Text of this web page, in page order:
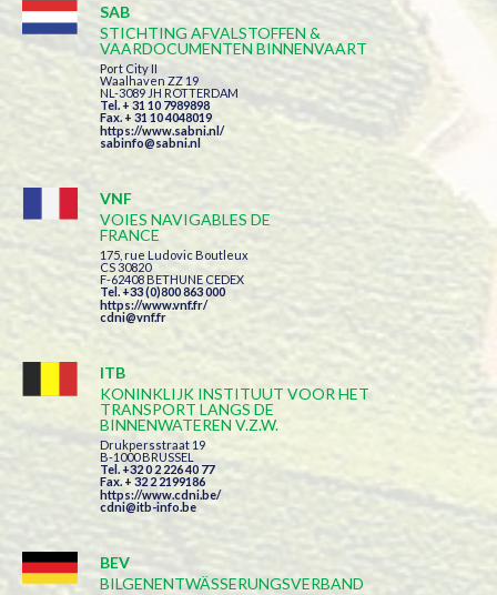
SAB
STICHTING AFVALSTOFFEN &
VAARDOCUMENTEN BINNENVAART
Port City II
Waalhaven ZZ 19
NL-3089 JH ROTTERDAM
Tel. + 31 10 7989898
Fax. + 31 10 4048019
https://www.sabni.nl/
sabinfo@sabni.nl
VNF
VOIES NAVIGABLES DE
FRANCE
175, rue Ludovic Boutleux
CS 30820
F-62408 BETHUNE CEDEX
Tel. +33 (0)800 863 000
https://www.vnf.fr/
cdni@vnf.fr
ITB
KONINKLIJK INSTITUUT VOOR HET
TRANSPORT LANGS DE
BINNENWATEREN V.Z.W.
Drukpersstraat 19
B-1000 BRUSSEL
Tel. +32 0 2 226 40 77
Fax. + 32 2 2199186
https://www.cdni.be/
cdni@itb-info.be
BEV
BILGENENTWÄSSERUNGSVERBAND